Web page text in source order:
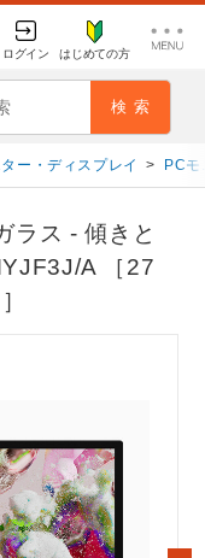
ログイン はじめての方
ー・ディスプレイ > PC
ラス - 傾きと
A ［27